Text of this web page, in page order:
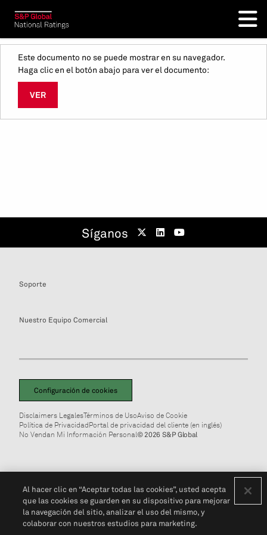
Este documento no se puede mostrar en su navegador.
Haga clic en el botón abajo para ver el documento:
VER
Síganos
Soporte
Nuestro Equipo Comercial
Configuración de cookies
Disclaimers LegalesTérminos de UsoAviso de Cookie
Política de PrivacidadPortal de privacidad del cliente (en inglés)
No Vendan Mi Información Personal© 2026 S&P Global
Al hacer clic en “Aceptar todas las cookies”, usted acepta
que las cookies se guarden en su dispositivo para mejorar
la navegación del sitio, analizar el uso del mismo, y
colaborar con nuestros estudios para marketing.